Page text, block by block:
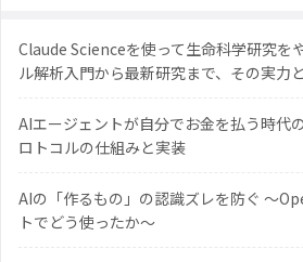
Claude Scienceを使って生命科学研究を
ル解析入門から最新研究まで、その実力
AIエージェントが自分でお金を払う時
ロトコルの仕組みと実装
AIの「作るもの」の認識ズレを防ぐ 〜
トでどう使ったか〜